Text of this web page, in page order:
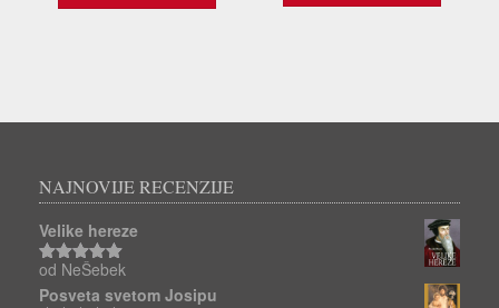
NAJNOVIJE RECENZIJE
Velike hereze
Ocjenjeno5
od 5
od NeŠebek
Posveta svetom Josipu